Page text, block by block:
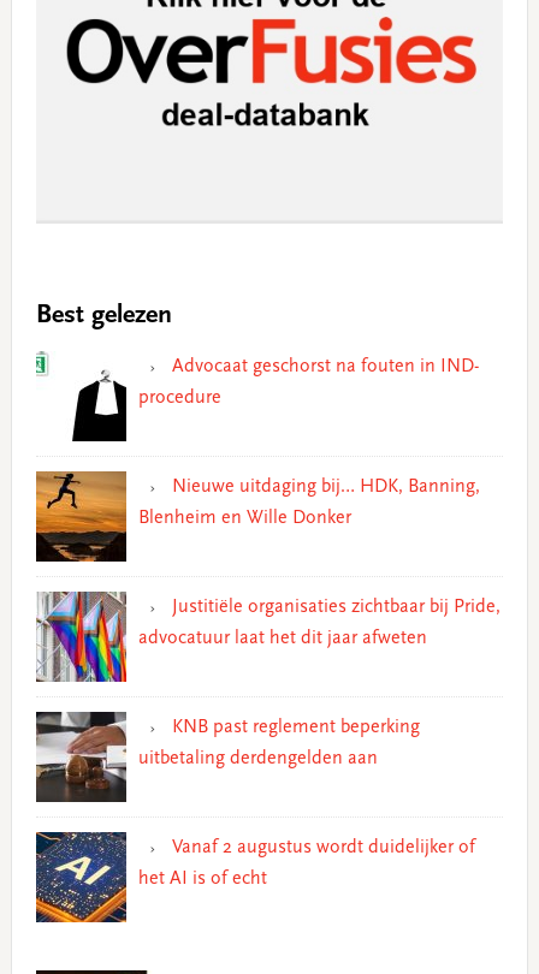
Best gelezen
Advocaat geschorst na fouten in IND-
procedure
Nieuwe uitdaging bij… HDK, Banning,
Blenheim en Wille Donker
Justitiële organisaties zichtbaar bij Pride,
advocatuur laat het dit jaar afweten
KNB past reglement beperking
uitbetaling derdengelden aan
Vanaf 2 augustus wordt duidelijker of
het AI is of echt